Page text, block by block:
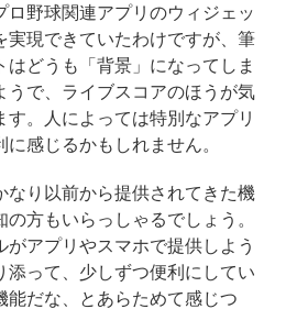
野球関連アプリのウィジェッ
実現できていたわけですが、筆
どうも「背景」になってしま
うで、ライブスコアのほうが気
。人によっては特別なアプリ
感じるかもしれません。
り以前から提供されてきた機
方もいらっしゃるでしょう。
アプリやスマホで提供しよう
添って、少しずつ便利にしてい
能だな、とあらためて感じつ